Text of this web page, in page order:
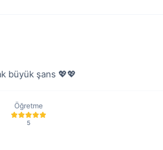
büyük şans 💖💖
Öğretme
5